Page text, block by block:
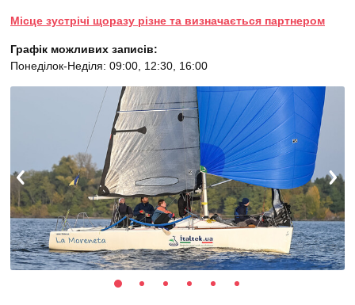
Місце зустрічі щоразу різне та визначається партнером
Графік можливих записів:
Понеділок-Неділя: 09:00, 12:30, 16:00